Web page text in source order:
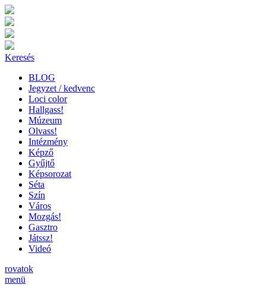
Keresés
BLOG
Jegyzet / kedvenc
Loci color
Hallgass!
Múzeum
Olvass!
Intézmény
Képző
Gyűjtő
Képsorozat
Séta
Szín
Város
Mozgás!
Gasztro
Játssz!
Videó
rovatok
menü